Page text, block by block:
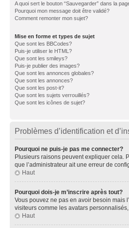
A quoi sert le bouton “Sauvegarder” dans la
Pourquoi mon message doit être validé?
Comment remonter mon sujet?
Mise en forme et types de sujet
Que sont les BBCodes?
Puis-je utiliser le HTML?
Que sont les smileys?
Puis-je publier des images?
Que sont les annonces globales?
Que sont les annonces?
Que sont les post-it?
Que sont les sujets verrouillés?
Que sont les icônes de sujet?
Problèmes d’identification et
Pourquoi ne puis-je pas me connecter?
Plusieurs raisons peuvent expliquer cela.
que l’administrateur ait une erreur de
Haut
Pourquoi dois-je m’inscrire après tout?
Vous pouvez ne pas en avoir besoin mais
visiteurs comme les avatars
Haut